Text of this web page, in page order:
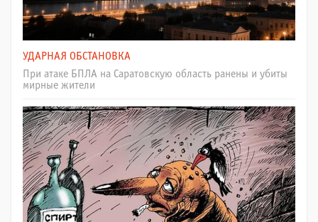
УДАРНАЯ ОБСТАНОВКА
При атаке БПЛА на Саратовскую область ранены и убиты
мирные жители